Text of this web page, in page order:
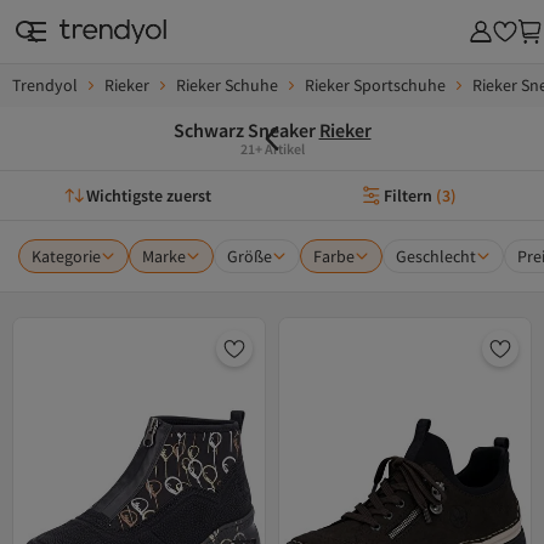
Trendyol Rieker Rieker Schuhe Rieker Sportschuhe Rieker
Schwarz Sneaker Rieker
21+ Artikel
Wichtigste zuerst Filtern (3)
Kategorie Marke Größe Farbe Geschlecht